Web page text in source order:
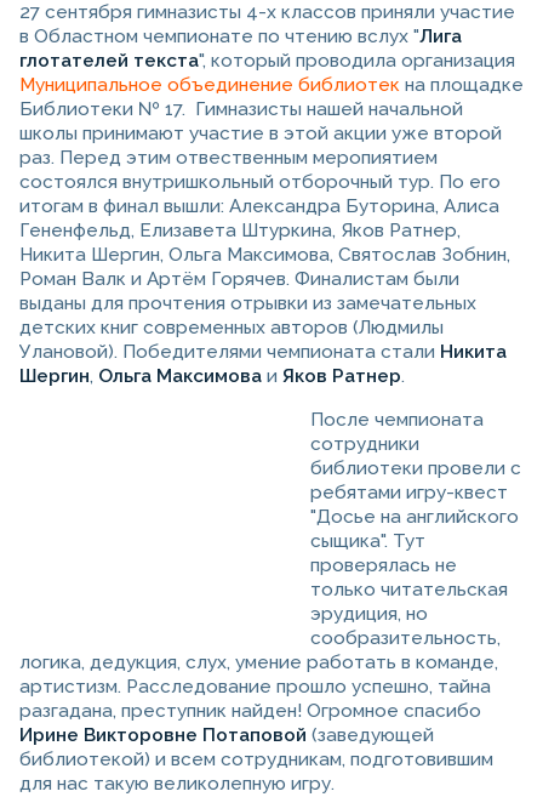
27 сентября гимназисты 4-х классов приняли участие
в Областном чемпионате по чтению вслух "Лига
глотателей текста", который проводила организация
Муниципальное объединение библиотек на площадке
Библиотеки № 17. Гимназисты нашей начальной
школы принимают участие в этой акции уже второй
раз. Перед этим отвественным меропиятием
состоялся внутришкольный отборочный тур. По его
итогам в финал вышли: Александра Буторина, Алиса
Гененфельд, Елизавета Штуркина, Яков Ратнер,
Никита Шергин, Ольга Максимова, Святослав Зобнин,
Роман Валк и Артём Горячев. Финалистам были
выданы для прочтения отрывки из замечательных
детских книг современных авторов (Людмилы
Улановой). Победителями чемпионата стали Никита
Шергин, Ольга Максимова и Яков Ратнер.
После чемпионата
сотрудники
библиотеки провели с
ребятами игру-квест
"Досье на английского
сыщика". Тут
проверялась не
только читательская
эрудиция, но
сообразительность,
логика, дедукция, слух, умение работать в команде,
артистизм. Расследование прошло успешно, тайна
разгадана, преступник найден! Огромное спасибо
Ирине Викторовне Потаповой (заведующей
библиотекой) и всем сотрудникам, подготовившим
для нас такую великолепную игру.